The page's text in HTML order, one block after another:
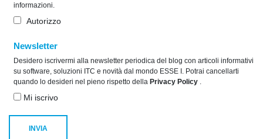
informazioni.
Autorizzo
Newsletter
Desidero iscrivermi alla newsletter periodica del blog con articoli informativi
su software, soluzioni ITC e novità dal mondo ESSE I. Potrai cancellarti
quando lo desideri nel pieno rispetto della Privacy Policy .
Mi iscrivo